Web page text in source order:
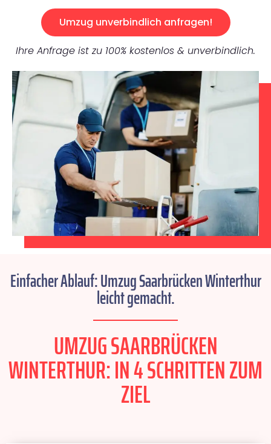
Umzug unverbindlich anfragen!
Ihre Anfrage ist zu 100% kostenlos & unverbindlich.
Einfacher Ablauf: Umzug Saarbrücken Winterthur
leicht gemacht.
UMZUG SAARBRÜCKEN
WINTERTHUR: IN 4 SCHRITTEN ZUM
ZIEL